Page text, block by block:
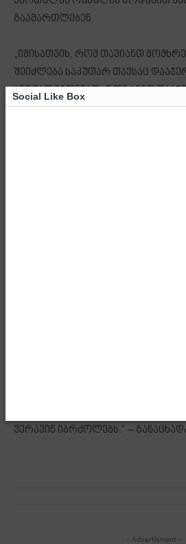
გაამართლებენ.
„იმისათვის, რომ თავიანთ
შეიძლება საკუთარ თავსაც
ანუ მათ ჰგონიათ, რომ ამით
ყველაფერს ქართულს დაარქვან
ვერავინ იბრძოლებს.“ –
- Advertisment -
Social Like Box